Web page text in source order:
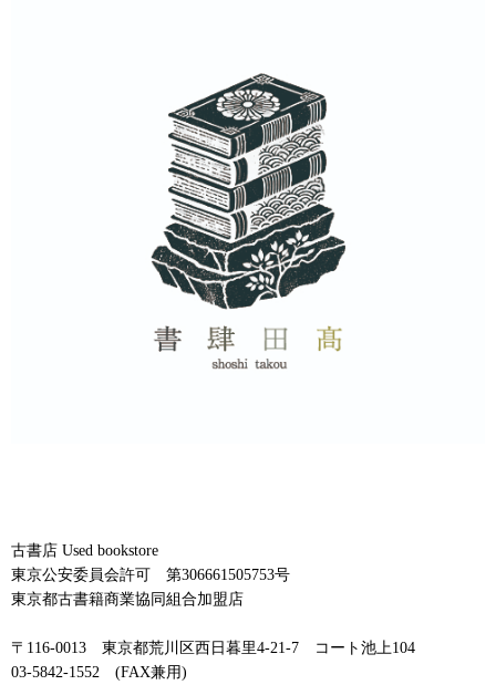
古書店 Used bookstore
東京公安委員会許可 第306661505753号
東京都古書籍商業協同組合加盟店
〒116-0013 東京都荒川区西日暮里4-21-7 コート池上104
03-5842-1552 (FAX兼用)